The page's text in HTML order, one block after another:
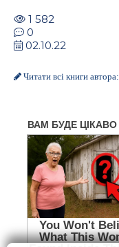
1 582
0
02.10.22
Читати всі книги автора: